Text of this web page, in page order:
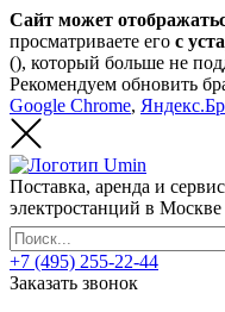
Сайт может
просматриваете его с
(), который больше не
Рекомендуем обновить
Google Chrome,
Поставка, аренда и
электростанций в
+7 (495) 255-22-44
Заказать звонок